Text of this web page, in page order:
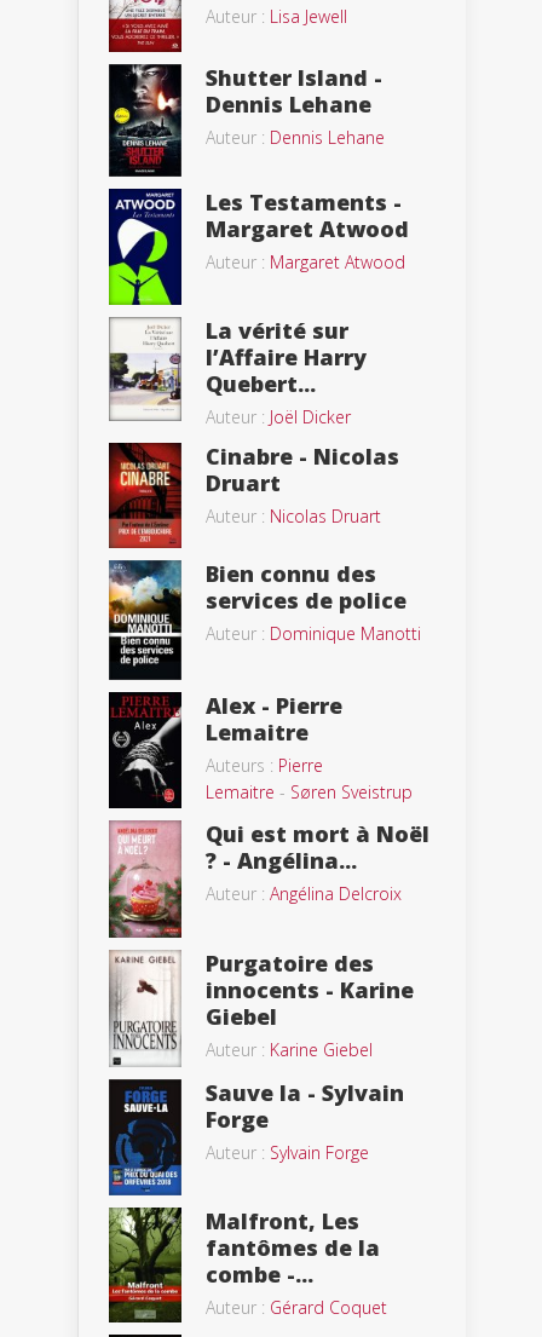
Auteur : Lisa Jewell
Shutter Island -
Dennis Lehane
Auteur : Dennis Lehane
Les Testaments -
Margaret Atwood
Auteur : Margaret Atwood
La vérité sur
l’Affaire Harry
Quebert...
Auteur : Joël Dicker
Cinabre - Nicolas
Druart
Auteur : Nicolas Druart
Bien connu des
services de police
Auteur : Dominique Manotti
Alex - Pierre
Lemaitre
Auteurs : Pierre
Lemaitre - Søren Sveistrup
Qui est mort à Noël
? - Angélina...
Auteur : Angélina Delcroix
Purgatoire des
innocents - Karine
Giebel
Auteur : Karine Giebel
Sauve la - Sylvain
Forge
Auteur : Sylvain Forge
Malfront, Les
fantômes de la
combe -...
Auteur : Gérard Coquet